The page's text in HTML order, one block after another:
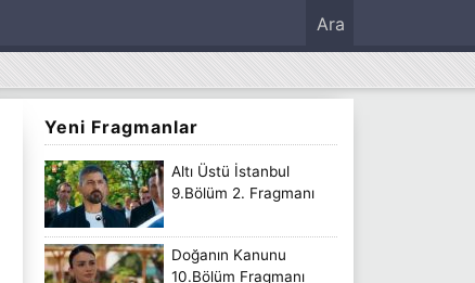
Ara
Yeni Fragmanlar
Altı Üstü İstanbul
9.Bölüm 2. Fragmanı
Doğanın Kanunu
10.Bölüm Fragmanı